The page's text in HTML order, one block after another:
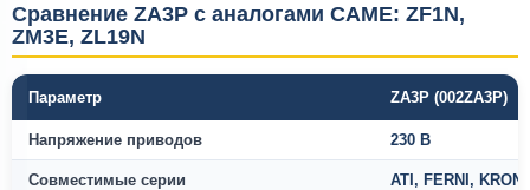
Сравнение ZA3P с аналогами CAME: ZF1N,
ZM3E, ZL19N
Параметр ZA3P (002ZA3P)
Напряжение приводов 230 В
Совместимые серии ATI, FERNI,